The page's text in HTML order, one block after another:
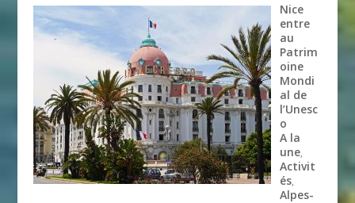
Nice
entre
au
Patrim
oine
Mondi
al de
l’Unesc
o
A la
une,
Activit
és,
Alpes-